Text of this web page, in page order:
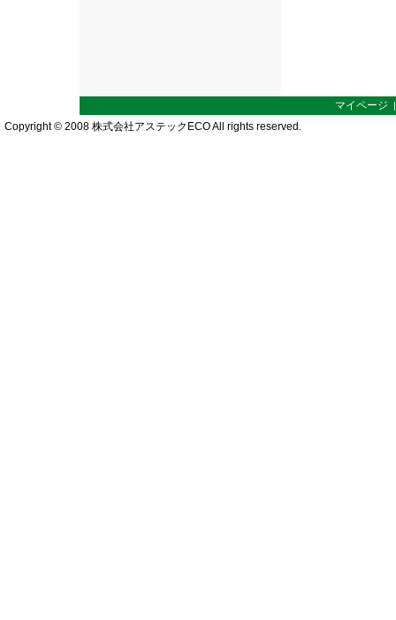
マイページ
Copyright © 2008 株式会社アステックECO All rights reserved.